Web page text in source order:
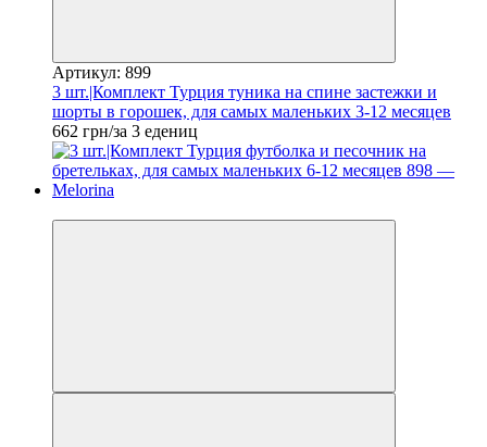
Артикул: 899
3 шт.|Комплект Турция туника на спине застежки и
шорты в горошек, для самых маленьких 3-12 месяцев
662 грн/за 3 едениц